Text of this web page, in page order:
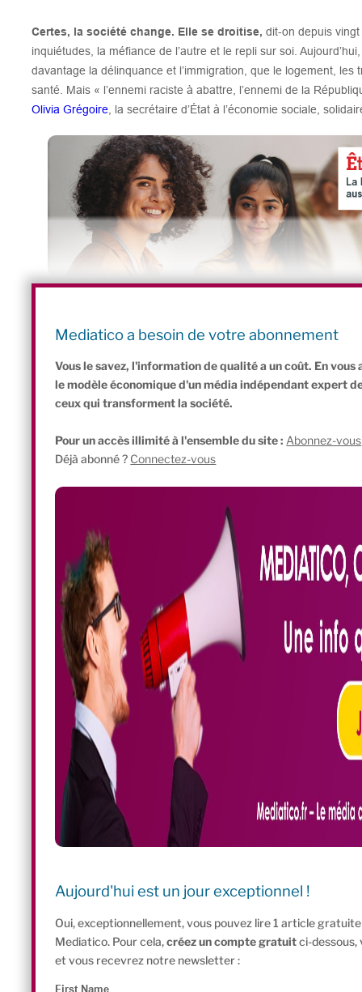
Certes, la société change. Elle se droitise,dit-on depuis
inquiétudes, la méfiance de l’autre et le repli sur soi.
davantage la délinquance et l’immigration, que le logement,
santé. Mais « l’ennemi raciste à abattre, l’ennemi de la
Olivia Grégoire , la secrétaire d’État à l’économie sociale,
P
ri
nt
Fr
ie
n
dl
Li
n
k
e
dI
n
F
a
c
e
b
o
o
W
h
at
s
A
p
p
Bl
u
e
s
k
y
C
o
p
y
Li
k
P
ar
ta
er
Mediatico a besoin de votre abonnement
Vous le savez, l'information de qualité a un coût. En
le modèle économique d'un média indépendant expert
ceux qui transforment la société.
Pour un accès illimité à l'ensemble du site : Abonnez-vous
Déjà abonné ? Connectez-vous
Aujourd'hui est un jour exceptionnel !
Oui, exceptionnellement, vous pouvez lire 1 article
Mediatico. Pour cela,créez un compte gratuitci-dessous,
et vous recevrez notre newsletter :
First Name